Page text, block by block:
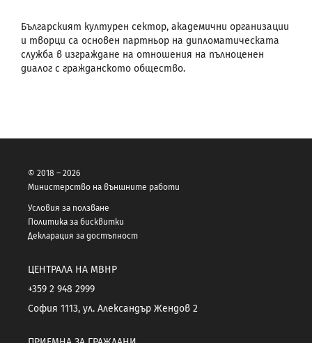
Българският културен сектор, академични организации
и творци са основен партньор на дипломатическата
служба в изграждане на отношения на пълноценен
диалог с гражданското общество.
© 2018 – 2026
Министерство на външните работи
Условия за ползване
Политика за бисквитки
Декларация за достъпност
ЦЕНТРАЛА НА МВНР
+359 2 948 2999
София 1113, ул. Александър Жендов 2